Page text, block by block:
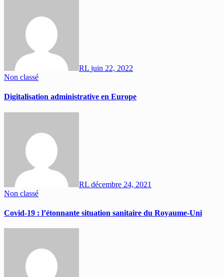
RL juin 22, 2022
Non classé
Digitalisation administrative en Europe
RL décembre 24, 2021
Non classé
Covid-19 : l’étonnante situation sanitaire du Royaume-Uni